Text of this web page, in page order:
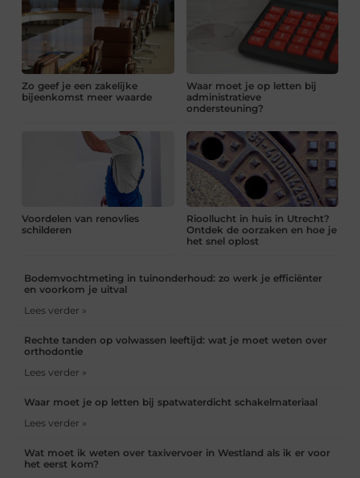
Zo geef je een zakelijke
bijeenkomst meer waarde
Waar moet je op letten bij
administratieve
ondersteuning?
Voordelen van renovlies
schilderen
Rioollucht in huis in Utrecht?
Ontdek de oorzaken en hoe je
het snel oplost
Bodemvochtmeting in tuinonderhoud: zo werk je efficiënter
en voorkom je uitval
Lees verder »
Rechte tanden op volwassen leeftijd: wat je moet weten over
orthodontie
Lees verder »
Waar moet je op letten bij spatwaterdicht schakelmateriaal
Lees verder »
Wat moet ik weten over taxivervoer in Westland als ik er voor
het eerst kom?